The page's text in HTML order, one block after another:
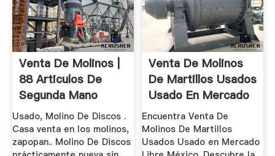
Venta De Molinos |
88 Articulos De
Segunda Mano
Usado, Molino De Discos .
Casa venta en los molinos,
zapopan.. Molino De Discos
Venta De Molinos
De Martillos Usados
Usado En Mercado
...
Encuentra Venta De
Molinos De Martillos
Usados Usado en Mercado